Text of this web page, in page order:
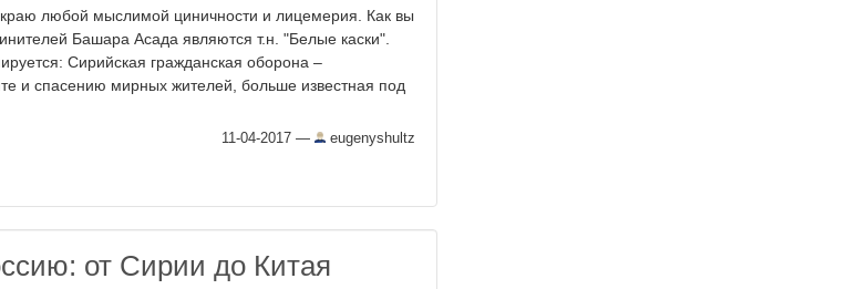
любой мыслимой циничности и лицемерия. Как вы
Башара Асада являются т.н. "Белые каски".
Сирийская гражданская оборона –
и спасению мирных жителей, больше известная под
11-04-2017 — eugenyshultz
от Сирии до Китая